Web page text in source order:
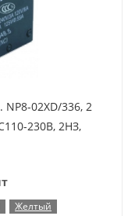
02XD/336, 2
230В, 2НЗ,
Желтый